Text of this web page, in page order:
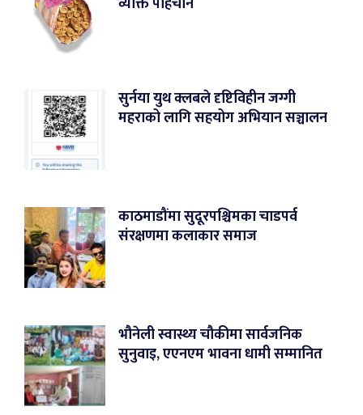
सुर्नया युथ क्लबले दृष्टिविहीन जग्गी
महराको लागि सहयोग अभियान सञ्चालन
काठमाडौंमा सुदूरपश्चिमका चाडपर्व
संरक्षणमा कलाकार समाज
भौनेली स्वास्थ्य चौकीमा सार्वजनिक
सुनुवाइ, एएनएम भावना धामी सम्मानित